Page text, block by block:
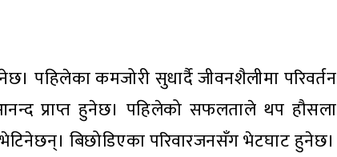
पहिलेका कमजोरी सुधार्दै जीवनशैलीमा परिवर्तन
प्राप्त हुनेछ। पहिलेको सफलताले थप हौसला
बिछोडिएका परिवारजनसँग भेटघाट हुनेछ।